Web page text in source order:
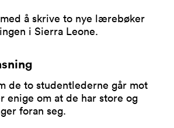
å skrive to nye lærebøker
i Sierra Leone.
de to studentlederne går mot
enige om at de har store og
foran seg.